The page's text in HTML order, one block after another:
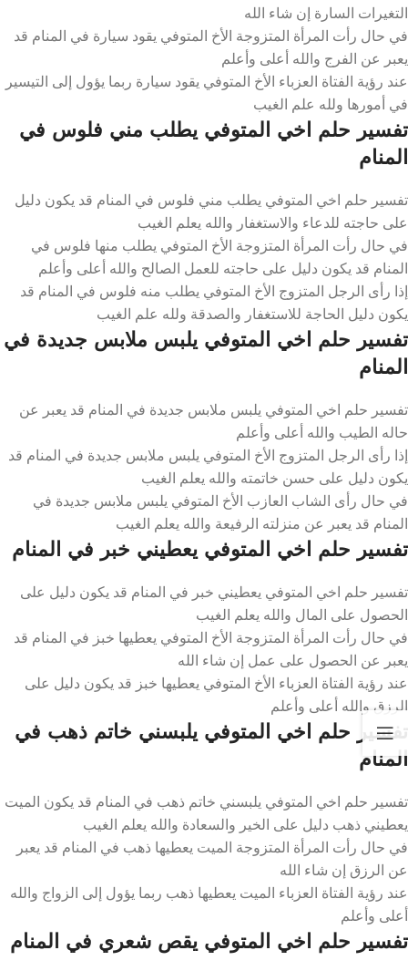
التغيرات السارة إن شاء الله
في حال رأت المرأة المتزوجة الأخ المتوفي يقود سيارة في المنام قد
يعبر عن الفرج والله أعلى وأعلم
عند رؤية الفتاة العزباء الأخ المتوفي يقود سيارة ربما يؤول إلى التيسير
في أمورها ولله علم الغيب
تفسير حلم اخي المتوفي يطلب مني فلوس في
المنام
تفسير حلم اخي المتوفي يطلب مني فلوس في المنام قد يكون دليل
على حاجته للدعاء والاستغفار والله يعلم الغيب
في حال رأت المرأة المتزوجة الأخ المتوفي يطلب منها فلوس في
المنام قد يكون دليل على حاجته للعمل الصالح والله أعلى وأعلم
إذا رأى الرجل المتزوج الأخ المتوفي يطلب منه فلوس في المنام قد
يكون دليل الحاجة للاستغفار والصدقة ولله علم الغيب
تفسير حلم اخي المتوفي يلبس ملابس جديدة في
المنام
تفسير حلم اخي المتوفي يلبس ملابس جديدة في المنام قد يعبر عن
حاله الطيب والله أعلى وأعلم
إذا رأى الرجل المتزوج الأخ المتوفي يلبس ملابس جديدة في المنام قد
يكون دليل على حسن خاتمته والله يعلم الغيب
في حال رأى الشاب العازب الأخ المتوفي يلبس ملابس جديدة في
المنام قد يعبر عن منزلته الرفيعة والله يعلم الغيب
تفسير حلم اخي المتوفي يعطيني خبر في المنام
تفسير حلم اخي المتوفي يعطيني خبر في المنام قد يكون دليل على
الحصول على المال والله يعلم الغيب
في حال رأت المرأة المتزوجة الأخ المتوفي يعطيها خبز في المنام قد
يعبر عن الحصول على عمل إن شاء الله
عند رؤية الفتاة العزباء الأخ المتوفي يعطيها خبز قد يكون دليل على
الرزق والله أعلى وأعلم
تفسير حلم اخي المتوفي يلبسني خاتم ذهب في
المنام
تفسير حلم اخي المتوفي يلبسني خاتم ذهب في المنام قد يكون الميت
يعطيني ذهب دليل على الخير والسعادة والله يعلم الغيب
في حال رأت المرأة المتزوجة الميت يعطيها ذهب في المنام قد يعبر
عن الرزق إن شاء الله
عند رؤية الفتاة العزباء الميت يعطيها ذهب ربما يؤول إلى الزواج والله
أعلى وأعلم
تفسير حلم اخي المتوفي يقص شعري في المنام